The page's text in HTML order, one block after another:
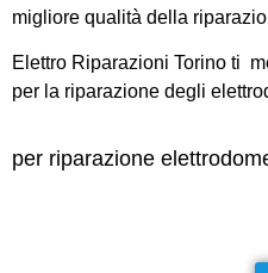
migliore qualità della
Elettro Riparazioni Torino ti
per la riparazione degli
per riparazione